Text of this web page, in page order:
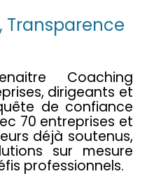
Transparence
Coaching
dirigeants et
de confiance
70 entreprises et
déjà soutenus,
sur mesure
professionnels.